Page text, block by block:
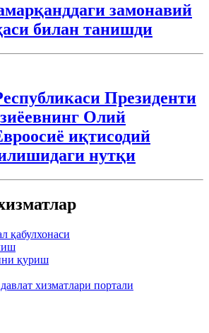
замонавий
билан танишди
Президенти
Олий
иқтисодий
нутқи
қабулхонаси
қуриш